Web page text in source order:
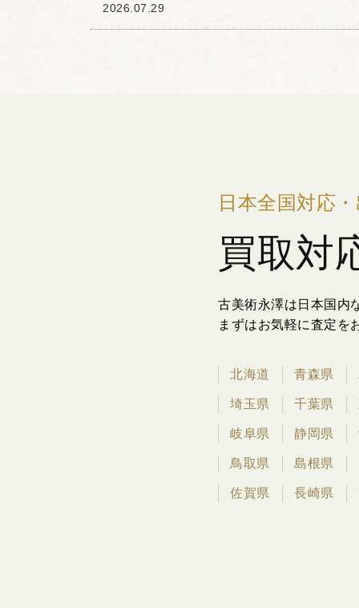
おり、実用性と装飾...
2026.07.29
日本全国対応
買取対
古美術永澤は日本国内
まずはお気軽に査定を
北海道 青森県
埼玉県 千葉県
岐阜県 静岡県
鳥取県 島根県
佐賀県 長崎県